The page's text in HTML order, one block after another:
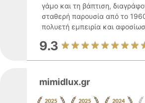
γάμο και τη βάπτιση,
σταθερή παρουσία από το
πολυετή εμπειρία και
9.3
mimidlux.gr